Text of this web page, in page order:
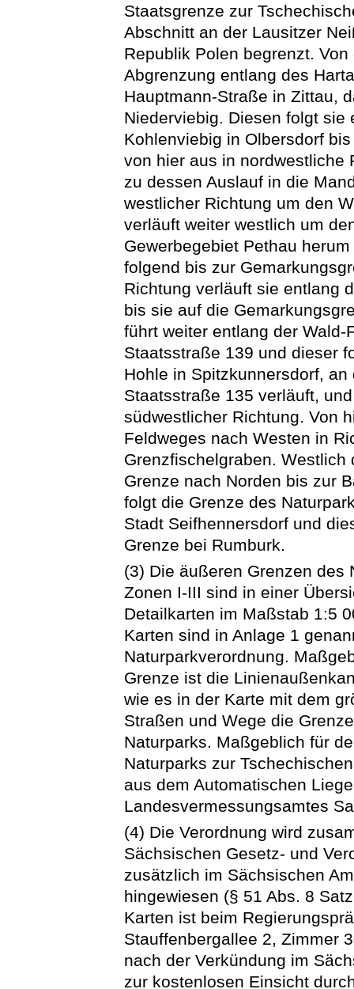
Staatsgrenze zur
Abschnitt an der Lausitzer
Republik Polen begrenzt.
Abgrenzung entlang des
Hauptmann-Straße in Zittau,
Niederviebig. Diesen folgt
Kohlenviebig in Olbersdorf
von hier aus in nordwestliche
zu dessen Auslauf in die
westlicher Richtung um den
verläuft weiter westlich um
Gewerbegebiet Pethau
folgend bis zur
Richtung verläuft sie entlang
bis sie auf die
führt weiter entlang der
Staatsstraße 139 und dieser
Hohle in Spitzkunnersdorf,
Staatsstraße 135 verläuft,
südwestlicher Richtung. Von
Feldweges nach Westen in
Grenzfischelgraben.
Grenze nach Norden bis zur
folgt die Grenze des
Stadt Seifhennersdorf und
Grenze bei Rumburk.
(3) Die äußeren Grenzen des
Zonen I-III sind in einer
Detailkarten im Maßstab 1:5
Karten sind in Anlage 1
Naturparkverordnung.
Grenze ist die
wie es in der Karte mit dem
Straßen und Wege die
Naturparks. Maßgeblich für
Naturparks zur
aus dem Automatischen
Landesvermessungsamtes
(4) Die Verordnung wird
Sächsischen Gesetz- und
zusätzlich im Sächsischen
hingewiesen (§ 51 Abs. 8
Karten ist beim
Stauffenbergallee 2, Zimmer
nach der Verkündung im
zur kostenlosen Einsicht